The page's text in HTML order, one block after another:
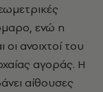
ενώ η
ανοιχτοί του
αγοράς. Η
αίθουσες